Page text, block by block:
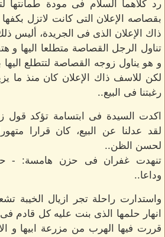
رد كلاهما السلام فى مودة طمأنتها
بقصاصه الإعلان التى كانت لاتزل
ذاك الإعلان الذى فى الجريدة، أليس
تناول الرجل القصاصة متطلعا اليها و
و هو يناول زوجه القصاصة لتتطلع اليها
لكن للاسف ذاك الإعلان كان منذ ما
رغبتنا فى البيع..
اكدت السيدة فى ابتسامة تؤكد قول
لقد عدلنا عن البيع، كان قرارا
لحسن الظن..
تنهدت غفران فى حزن هامسة: -
وداعا..
واستدارت راحلة تجر ازيال الخيبة
انهار حلمها الذى بنت عليه كل قادم
قررت فيها الهرب من مزرعة ابيها و